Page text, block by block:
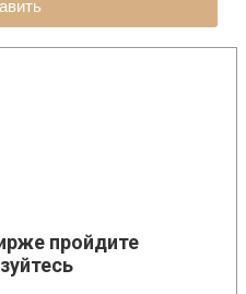
пройдите